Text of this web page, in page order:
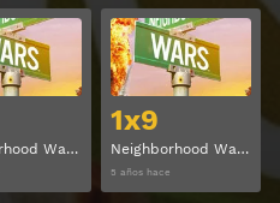
Neighborhood Wars Temporada 1 Capitulo 8
Ver
1x9
Neighborhood Wars Temporada 1 Capitulo 9
5 años hace